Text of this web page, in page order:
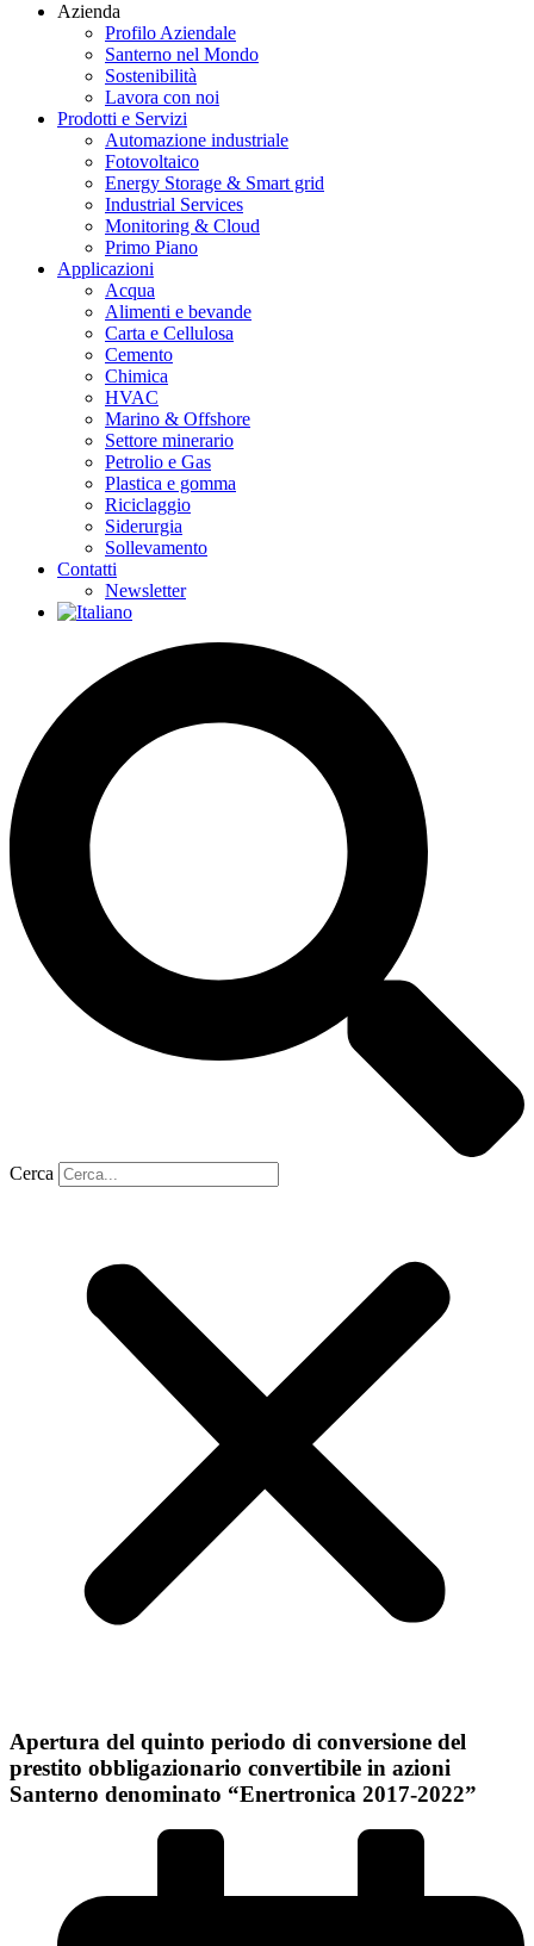
Azienda
Profilo Aziendale
Santerno nel Mondo
Sostenibilità
Lavora con noi
Prodotti e Servizi
Automazione industriale
Fotovoltaico
Energy Storage & Smart grid
Industrial Services
Monitoring & Cloud
Primo Piano
Applicazioni
Acqua
Alimenti e bevande
Carta e Cellulosa
Cemento
Chimica
HVAC
Marino & Offshore
Settore minerario
Petrolio e Gas
Plastica e gomma
Riciclaggio
Siderurgia
Sollevamento
Contatti
Newsletter
Cerca
Apertura del quinto periodo di conversione del
prestito obbligazionario convertibile in azioni
Santerno denominato “Enertronica 2017-2022”